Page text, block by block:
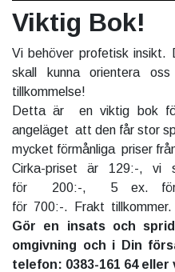
Viktig Bok!
Vi behöver profetisk insikt.
skall kunna orientera
tillkommelse!
Detta är en viktig bok
angeläget att den får stor
mycket förmånliga priser
Cirka-priset är 129:-, vi
för 200:-, 5 ex.
för 700:-. Frakt tillkommer.
Gör en insats och
omgivning och i Din
telefon: 0383-161 64 eller